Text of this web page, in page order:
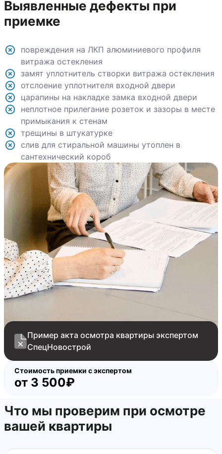
Выявленные дефекты при
приемке
повреждения на ЛКП алюминиевого профиля
витража остекления
замят уплотнитель створки витража остекления
отслоение уплотнителя входной двери
царапины на накладке замка входной двери
неплотное прилегание розеток и зазоры в месте
примыкания к стенам
трещины в штукатурке
слив для стиральной машины утоплен в
сантехнический короб
Пример акта осмотра квартиры экспертом
СпецНовострой
Стоимость приемки с экспертом
от 3 500₽
Что мы проверим при осмотре
вашей квартиры